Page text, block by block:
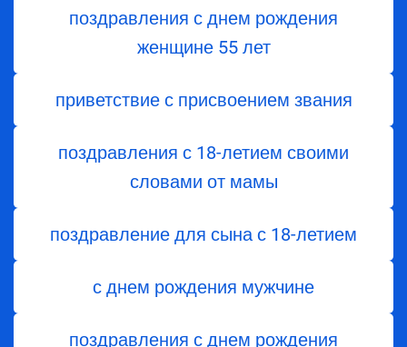
поздравления с днем ​​рождения
женщине 55 лет
приветствие с присвоением звания
поздравления с 18-летием своими
словами от мамы
поздравление для сына с 18-летием
с днем рождения мужчине
поздравления с днем рождения